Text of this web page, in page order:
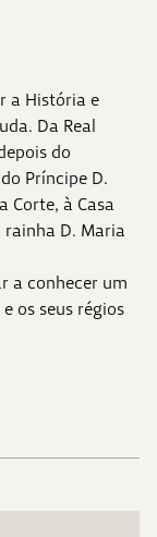
a História e
Da Real
do
Príncipe D.
Corte, à Casa
rainha D. Maria
a conhecer um
os seus régios